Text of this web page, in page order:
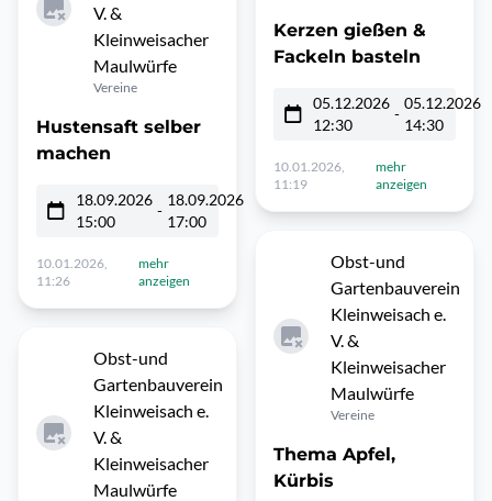
V. &
Kleinweisacher
Maulwürfe
Vereine
Hustensaft selber
machen
18.09.2026
15:00
-
18.09.2026
17:00
10.01.2026,
11:26
mehr
anzeigen
Obst-und
Gartenbauverein
Kleinweisach e.
V. &
Kleinweisacher
Maulwürfe
Kerzen gießen &
Fackeln basteln
05.12.2026
12:30
-
05.12.2026
14:30
10.01.2026,
11:19
mehr
anzeigen
Obst-und
Gartenbauverein
Kleinweisach e.
V. &
Kleinweisacher
Maulwürfe
Vereine
Thema Apfel,
Kürbis